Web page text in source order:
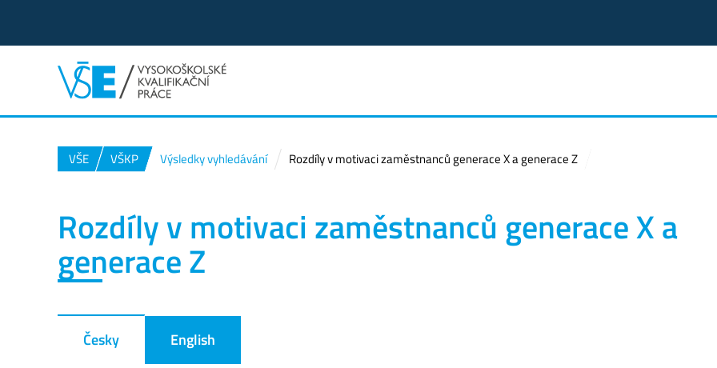
VŠE VŠKP Výsledky vyhledávání Rozdíly v motivaci zaměstnanců generace X a generace Z
Rozdíly v motivaci zaměstnanců generace X a
generace Z
Česky English